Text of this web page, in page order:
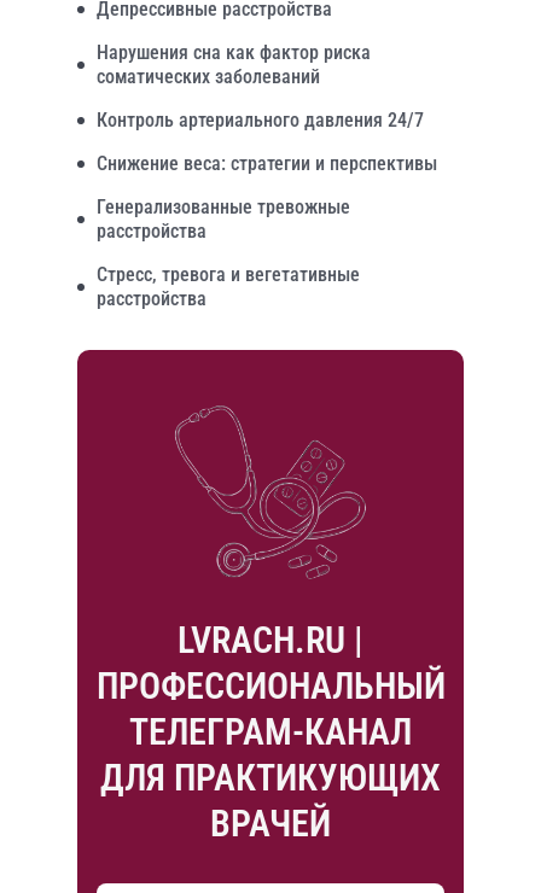
Депрессивные расстройства
Нарушения сна как фактор риска
соматических заболеваний
Контроль артериального давления 24/7
Снижение веса: стратегии и перспективы
Генерализованные тревожные
расстройства
Стресс, тревога и вегетативные
расстройства
LVRACH.RU |
ПРОФЕССИОНАЛЬНЫЙ
ТЕЛЕГРАМ-КАНАЛ
ДЛЯ ПРАКТИКУЮЩИХ
ВРАЧЕЙ